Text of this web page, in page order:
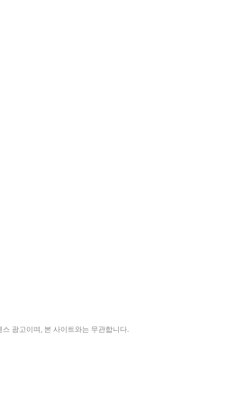
광고이며, 본 사이트와는 무관합니다.